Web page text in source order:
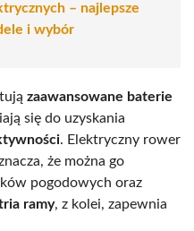
– najlepsze
i wybór
zaawansowane baterie
się do uzyskania
. Elektryczny rower
że można go
pogodowych oraz
ramy, z kolei, zapewnia